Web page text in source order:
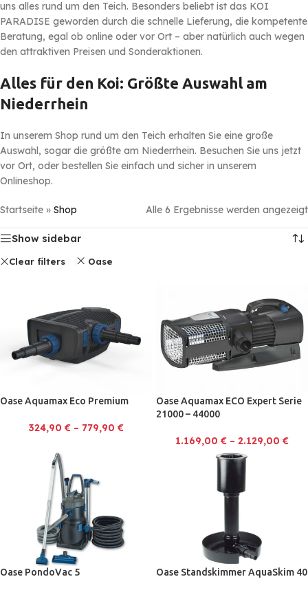
uns alles rund um den Teich. Besonders beliebt ist das KOI
PARADISE geworden durch die schnelle Lieferung, die kompetente
Beratung, egal ob online oder vor Ort – aber natürlich auch wegen
den attraktiven Preisen und Sonderaktionen.
Alles für den Koi: Größte Auswahl am
Niederrhein
In unserem Shop rund um den Teich erhalten Sie eine große
Auswahl, sogar die größte am Niederrhein. Besuchen Sie uns jetzt
vor Ort, oder bestellen Sie einfach und sicher in unserem
Onlineshop.
Startseite » Shop Alle 6 Ergebnisse werden angezeigt
Show sidebar
Clear filters Oase
Oase Aquamax Eco Premium
324,90 €– 779,90 €
Oase Aquamax ECO Expert Serie
21000 – 44000
1.169,00 € – 2.129,00 €
Oase PondoVac 5 Oase Standskimmer AquaSkim 40